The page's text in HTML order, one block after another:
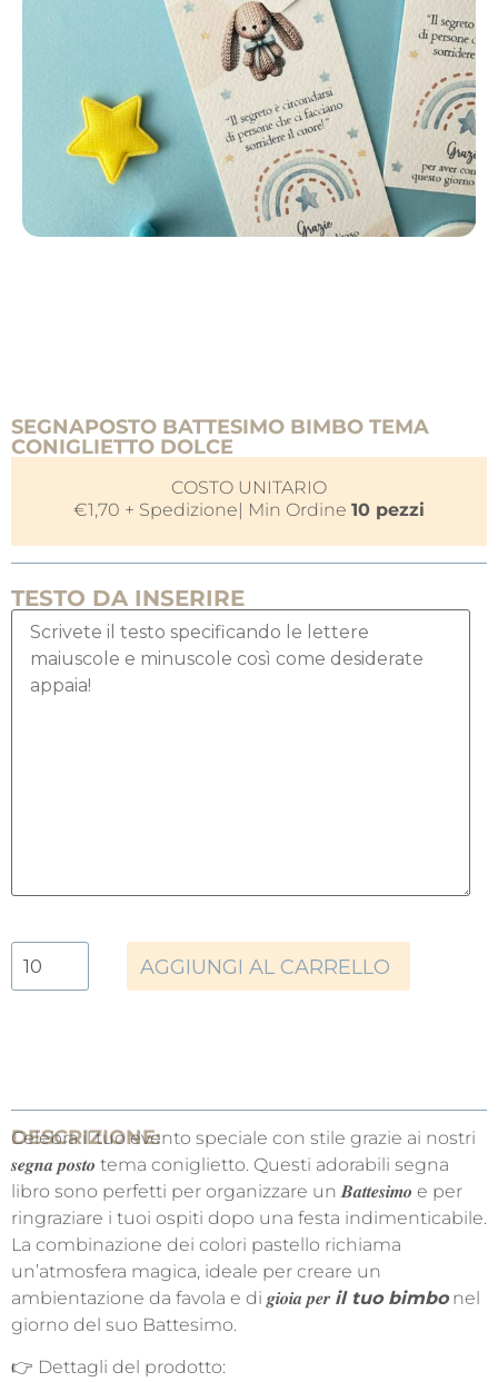
SEGNAPOSTO BATTESIMO BIMBO TEMA
CONIGLIETTO DOLCE
COSTO UNITARIO
€1,70 + Spedizione| Min Ordine 10 pezzi
TESTO DA INSERIRE
AGGIUNGI AL CARRELLO
DESCRIZIONE:
Celebra il tuo evento speciale con stile grazie ai nostri
𝒔𝒆𝒈𝒏𝒂 𝒑𝒐𝒔𝒕𝒐 tema coniglietto. Questi adorabili segna
libro sono perfetti per organizzare un 𝑩𝒂𝒕𝒕𝒆𝒔𝒊𝒎𝒐 e per
ringraziare i tuoi ospiti dopo una festa indimenticabile.
La combinazione dei colori pastello richiama
un’atmosfera magica, ideale per creare un
ambientazione da favola e di 𝒈𝒊𝒐𝒊𝒂 𝒑𝒆𝒓 il tuo bimbonel
giorno del suo Battesimo.
👉 Dettagli del prodotto: